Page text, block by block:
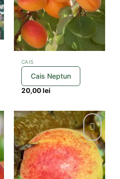
CAIS
Cais Neptun
20,00lei